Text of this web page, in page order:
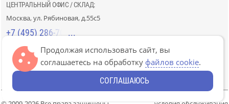
ЦЕНТРАЛЬНЫЙ ОФИС / СКЛАД:
Москва, ул. Рябиновая, д.55с5
+7 (495) 286-70-40
СТРОЙРЫНОК «СЛАВЯНСКИЙ МИР»:
Москва, 41км МКАД, пав. Г-14/7-8 и Д-14/7-8
+7 (499) 226-74-18
Продолжая использовать сайт, вы
соглашаетесь на обработку файлов cookie.
СОГЛАШАЮСЬ